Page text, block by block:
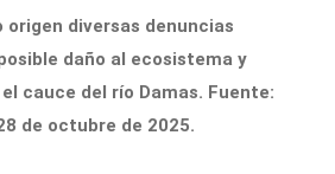
origen diversas denuncias
daño al ecosistema y
cauce del río Damas. Fuente:
de octubre de 2025.